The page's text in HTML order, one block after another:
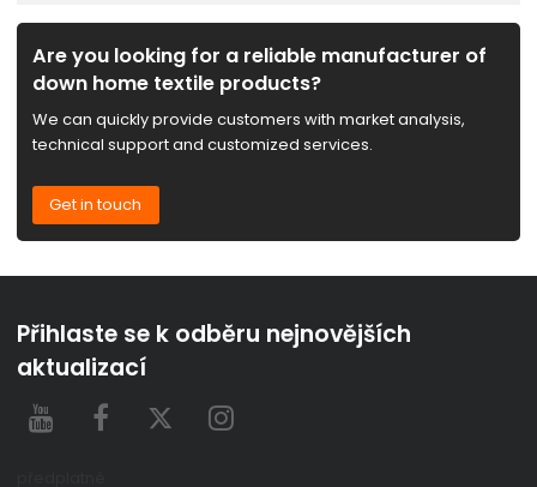
Are you looking for a reliable manufacturer of
down home textile products?
We can quickly provide customers with market analysis,
technical support and customized services.
Get in touch
Přihlaste se k odběru nejnovějších
aktualizací